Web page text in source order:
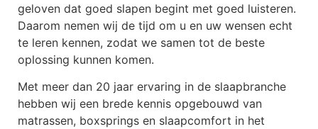
geloven dat goed slapen begint met goed luisteren.
Daarom nemen wij de tijd om u en uw wensen echt
te leren kennen, zodat we samen tot de beste
oplossing kunnen komen.
Met meer dan 20 jaar ervaring in de slaapbranche
hebben wij een brede kennis opgebouwd van
matrassen, boxsprings en slaapcomfort in het